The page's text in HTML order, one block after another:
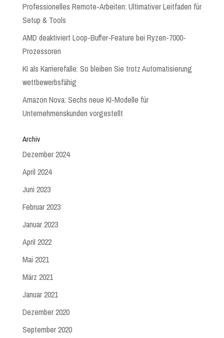
Professionelles Remote-Arbeiten: Ultimativer Leitfaden für
Setup & Tools
AMD deaktiviert Loop-Buffer-Feature bei Ryzen-7000-
Prozessoren
KI als Karrierefalle: So bleiben Sie trotz Automatisierung
wettbewerbsfähig
Amazon Nova: Sechs neue KI-Modelle für
Unternehmenskunden vorgestellt
Archiv
Dezember 2024
April 2024
Juni 2023
Februar 2023
Januar 2023
April 2022
Mai 2021
März 2021
Januar 2021
Dezember 2020
September 2020